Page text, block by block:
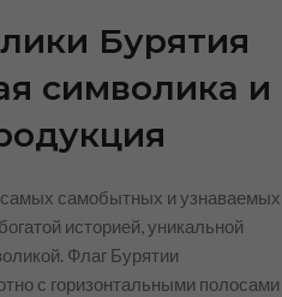
Бурятия
символика и
самобытных и узнаваемых
историей, уникальной
Флаг Бурятии
с горизонтальными полосами